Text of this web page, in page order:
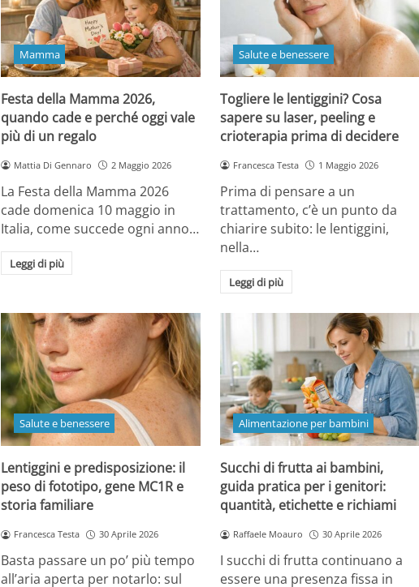
Mamma
Festa della Mamma 2026,
quando cade e perché oggi vale
più di un regalo
Mattia Di Gennaro 2 Maggio 2026
La Festa della Mamma 2026
cade domenica 10 maggio in
Italia, come succede ogni anno…
Leggi di più
Salute e benessere
Togliere le lentiggini? Cosa
sapere su laser, peeling e
crioterapia prima di decidere
Francesca Testa 1 Maggio 2026
Prima di pensare a un
trattamento, c’è un punto da
chiarire subito: le lentiggini,
nella…
Leggi di più
Salute e benessere
Lentiggini e predisposizione: il
peso di fototipo, gene MC1R e
storia familiare
Francesca Testa 30 Aprile 2026
Basta passare un po’ più tempo
all’aria aperta per notarlo: sul
Alimentazione per bambini
Succhi di frutta ai bambini,
guida pratica per i genitori:
quantità, etichette e richiami
Raffaele Moauro 30 Aprile 2026
I succhi di frutta continuano a
essere una presenza fissa in